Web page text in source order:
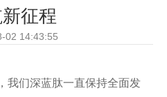
征程
02 14:43:55
我们深蓝肽一直保持全面发